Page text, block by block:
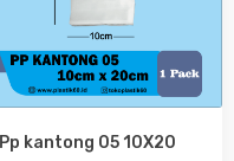
Pp kantong 05 10X20